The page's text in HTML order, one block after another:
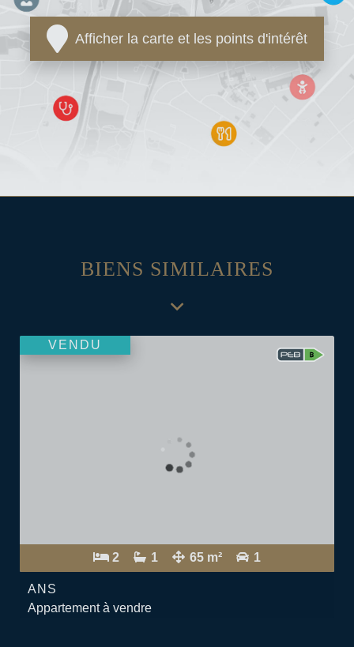
Afficher la carte et les points d'intérêt
BIENS SIMILAIRES
2 1 65 m² 1
VENDU
ANS
Appartement à vendre